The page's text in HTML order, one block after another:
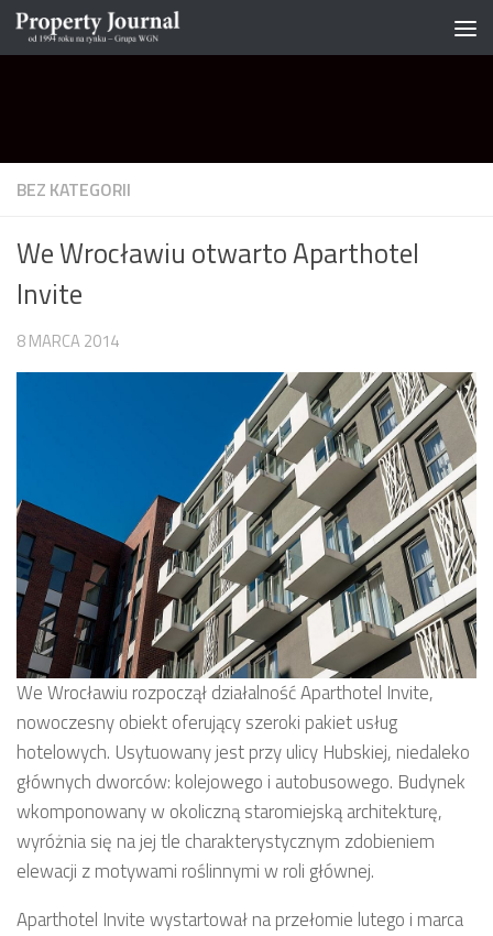
Skip to content
BEZ KATEGORII
We Wrocławiu otwarto Aparthotel
Invite
8 MARCA 2014
We Wrocławiu rozpoczął działalność Aparthotel Invite,
nowoczesny obiekt oferujący szeroki pakiet usług
hotelowych. Usytuowany jest przy ulicy Hubskiej, niedaleko
głównych dworców: kolejowego i autobusowego. Budynek
wkomponowany w okoliczną staromiejską architekturę,
wyróżnia się na jej tle charakterystycznym zdobieniem
elewacji z motywami roślinnymi w roli głównej.
Aparthotel Invite wystartował na przełomie lutego i marca